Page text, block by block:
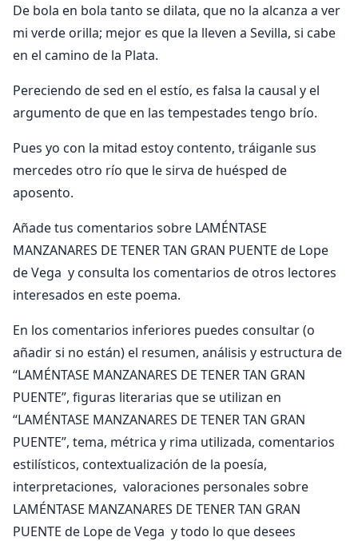
De bola en bola tanto se dilata, que no la alcanza a ver
mi verde orilla; mejor es que la lleven a Sevilla, si cabe
en el camino de la Plata.
Pereciendo de sed en el estío, es falsa la causal y el
argumento de que en las tempestades tengo brío.
Pues yo con la mitad estoy contento, tráiganle sus
mercedes otro río que le sirva de huésped de
aposento.
Añade tus comentarios sobre LAMÉNTASE
MANZANARES DE TENER TAN GRAN PUENTE de Lope
de Vega y consulta los comentarios de otros lectores
interesados en este poema.
En los comentarios inferiores puedes consultar (o
añadir si no están) el resumen, análisis y estructura de
“LAMÉNTASE MANZANARES DE TENER TAN GRAN
PUENTE”, figuras literarias que se utilizan en
“LAMÉNTASE MANZANARES DE TENER TAN GRAN
PUENTE”, tema, métrica y rima utilizada, comentarios
estilísticos, contextualización de la poesía,
interpretaciones, valoraciones personales sobre
LAMÉNTASE MANZANARES DE TENER TAN GRAN
PUENTE de Lope de Vega y todo lo que desees